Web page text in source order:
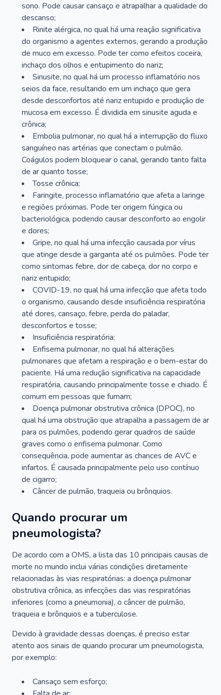
sono. Pode causar cansaço e atrapalhar a qualidade do
descanso;
Rinite alérgica, no qual há uma reação significativa
do organismo a agentes externos, gerando a produção
de muco em excesso. Pode ter como efeitos coceira,
inchaço dos olhos e entupimento do nariz;
Sinusite, no qual há um processo inflamatório nos
seios da face, resultando em um inchaço que gera
desde desconfortos até nariz entupido e produção de
mucosa em excesso. É dividida em sinusite aguda e
crônica;
Embolia pulmonar, no qual há a interrupção do fluxo
sanguíneo nas artérias que conectam o pulmão.
Coágulos podem bloquear o canal, gerando tanto falta
de ar quanto tosse;
Tosse crônica;
Faringite, processo inflamatório que afeta a laringe
e regiões próximas. Pode ter origem fúngica ou
bacteriológica, podendo causar desconforto ao engolir
e dores;
Gripe, no qual há uma infecção causada por vírus
que atinge desde a garganta até os pulmões. Pode ter
como sintomas febre, dor de cabeça, dor no corpo e
nariz entupido;
COVID-19, no qual há uma infecção que afeta todo
o organismo, causando desde insuficiência respiratória
até dores, cansaço, febre, perda do paladar,
desconfortos e tosse;
Insuficiência respiratória;
Enfisema pulmonar, no qual há alterações
pulmonares que afetam a respiração e o bem-estar do
paciente. Há uma redução significativa na capacidade
respiratória, causando principalmente tosse e chiado. É
comum em pessoas que fumam;
Doença pulmonar obstrutiva crônica (DPOC), no
qual há uma obstrução que atrapalha a passagem de ar
para os pulmões, podendo gerar quadros de saúde
graves como o enfisema pulmonar. Como
consequência, pode aumentar as chances de AVC e
infartos. É causada principalmente pelo uso contínuo
de cigarro;
Câncer de pulmão, traqueia ou brônquios.
Quando procurar um
pneumologista?
De acordo com a OMS, a lista das 10 principais causas de
morte no mundo inclui várias condições diretamente
relacionadas às vias respiratórias: a doença pulmonar
obstrutiva crônica, as infecções das vias respiratórias
inferiores (como a pneumonia), o câncer de pulmão,
traqueia e brônquios e a tuberculose.
Devido à gravidade dessas doenças, é preciso estar
atento aos sinais de quando procurar um pneumologista,
por exemplo:
Cansaço sem esforço;